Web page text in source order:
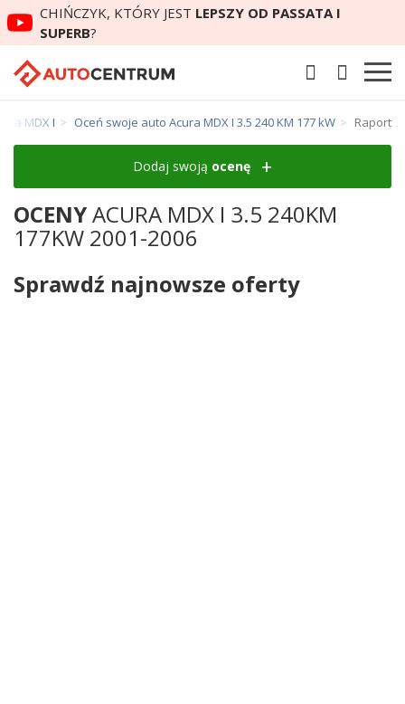
CHIŃCZYK, KTÓRY JEST LEPSZY OD PASSATA I
SUPERB?
MDX I Oceń swoje auto Acura MDX I 3.5 240 KM 177 kW Raport
Dodaj swoją ocenę
OCENYACURA MDX I 3.5 240KM
177KW 2001-2006
Sprawdź najnowsze oferty